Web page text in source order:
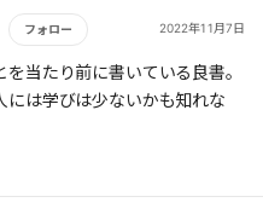
の購買プロセスの57%が、営業
にすでに終っている
化
フォロー 2022年11月7日
を当たり前に書いている良書。
には学びは少ないかも知れな